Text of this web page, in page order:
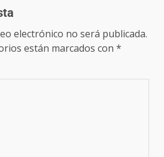
electrónico no será publicada.
están marcados con *